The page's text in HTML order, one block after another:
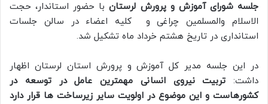
جلسه شورای آموزش و پرورش لرستانبا حضور استاندار، حجت
الاسلام والمسلمین چراغی و کلیه اعضاء در سالن جلسات
استانداری در تاریخ هشتم خرداد ماه تشکیل شد.
در این جلسه مدیر کل آموزش و پرورش استان لرستان اظهار
داشت: تربیت نیروی انسانی مهمترین عامل در توسعه در
کشورهاست و این موضوع در اولویت سایر زیرساخت ها قرار دارد